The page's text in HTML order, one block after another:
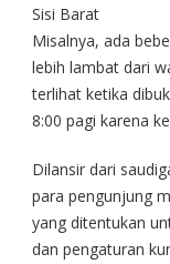
Sisi Barat
Misalnya, ada
lebih lambat dari
terlihat ketika
8:00 pagi karena
Dilansir dari
para pengunjung
yang ditentukan
dan pengaturan